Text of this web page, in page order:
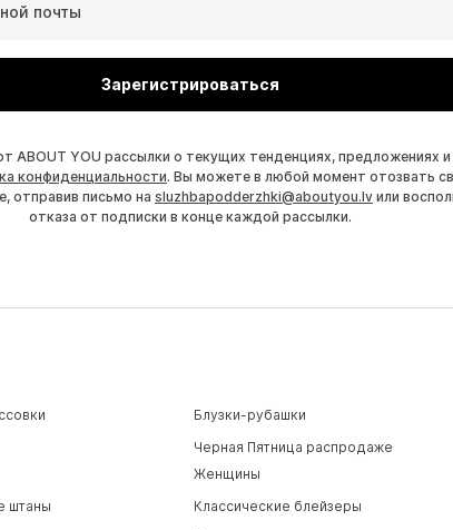
почты
Зарегистрироваться
ABOUT YOU рассылки о текущих тенденциях, предложениях
конфиденциальности. Вы можете в любой момент отозвать
отправив письмо на sluzhbapodderzhki@aboutyou.lv или
отказа от подписки в конце каждой рассылки.
Блузки-рубашки
Черная Пятница распродаже
Женщины
штаны Классические блейзеры